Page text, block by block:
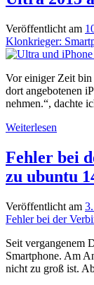
Veröffentlicht am
Klonkrieger:
Vor einiger Zeit bin
dort angebotenen
nehmen.“, dachte
Weiterlesen
Ultra
2015
Fehler bei
zu ubuntu
Veröffentlicht am
Fehler bei der
Seit vergangenem
Smartphone. Am
nicht zu groß ist.